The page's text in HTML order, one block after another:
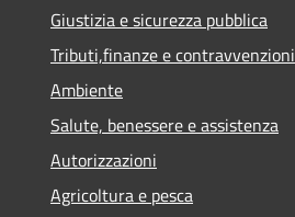
Giustizia e sicurezza pubblica
Tributi,finanze e contravvenzioni
Ambiente
Salute, benessere e assistenza
Autorizzazioni
Agricoltura e pesca